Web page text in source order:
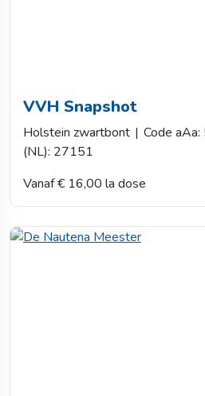
VVH Snapshot
Holstein zwartbont | Code
(NL): 27151
Vanaf € 16,00 la dose